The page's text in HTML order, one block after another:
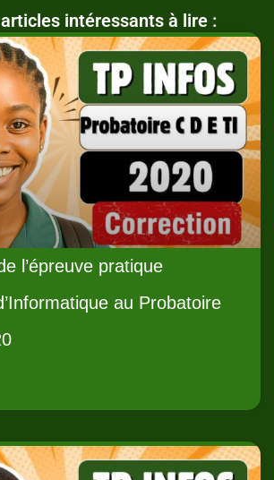
intéressants à lire :
l’épreuve pratique
au Probatoire